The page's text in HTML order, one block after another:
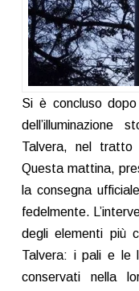
Si è concluso
dell’illuminazione
Talvera, nel tratto
Questa mattina,
la consegna
fedelmente.
degli elementi più
Talvera: i pali e le
conservati nella